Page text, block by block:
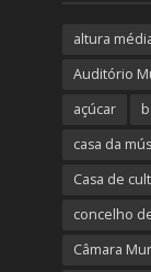
altura
Auditório
açúcar
casa da
Casa de
concelho
Câmara